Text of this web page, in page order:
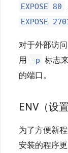
EXPOSE 80
EXPOSE
对于外部访
用 -p 标志
的端口。
ENV（设
为了方便新
安装的程序